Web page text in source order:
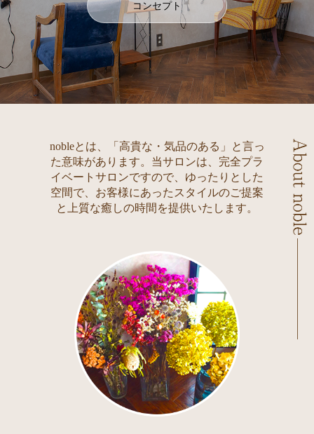
コンセプト
nobleとは、「高貴な・気品のある」と言っ
た意味があります。 当サロンは、完全プラ
イベートサロンですので、ゆったりとした
空間で、 お客様にあったスタイルのご提案
と上質な癒しの時間を提供いたします。